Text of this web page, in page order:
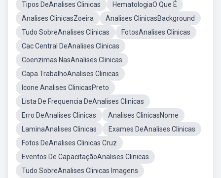
Tipos DeAnalises Clinicas
HematologiaO Que É
Analises ClinicasZoeira
Analises ClinicasBackground
Tudo SobreAnalises Clinicas
FotosAnalises Clinicas
Cac Central DeAnalises Clinicas
Coenzimas NasAnalises Clinicas
Capa TrabalhoAnalises Clinicas
Icone Analises ClinicasPreto
Lista De Frequencia DeAnalises Clinicas
Erro DeAnalises Clinicas
Analises ClinicasNome
LaminaAnalises Clinicas
Exames DeAnalises Clinicas
Fotos DeAnalises Clinicas Cruz
Eventos De CapacitaçãoAnalises Clinicas
Tudo SobreAnalises Clinicas Imagens